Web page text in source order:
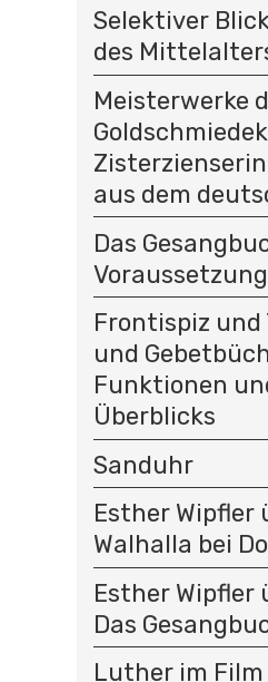
Selektiver
des
Meisterwerke
aus dem
Das
Frontispiz
und
Funktionen
Überblicks
Sanduhr
Esther Wipfler
Walhalla bei
Esther Wipfler
Das
Luther im Film